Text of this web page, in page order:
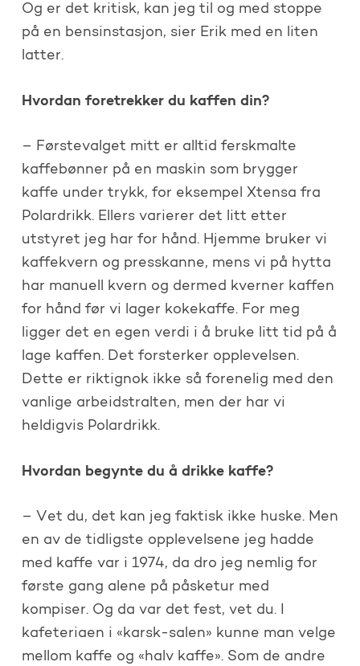
Og er det kritisk, kan jeg til og med stoppe
på en bensinstasjon, sier Erik med en liten
latter.
Hvordan foretrekker du kaffen din?
– Førstevalget mitt er alltid ferskmalte
kaffebønner på en maskin som brygger
kaffe under trykk, for eksempel Xtensa fra
Polardrikk. Ellers varierer det litt etter
utstyret jeg har for hånd. Hjemme bruker vi
kaffekvern og presskanne, mens vi på hytta
har manuell kvern og dermed kverner kaffen
for hånd før vi lager kokekaffe. For meg
ligger det en egen verdi i å bruke litt tid på å
lage kaffen. Det forsterker opplevelsen.
Dette er riktignok ikke så forenelig med den
vanlige arbeidstralten, men der har vi
heldigvis Polardrikk.
Hvordan begynte du å drikke kaffe?
– Vet du, det kan jeg faktisk ikke huske. Men
en av de tidligste opplevelsene jeg hadde
med kaffe var i 1974, da dro jeg nemlig for
første gang alene på påsketur med
kompiser. Og da var det fest, vet du. I
kafeteriaen i «karsk-salen» kunne man velge
mellom kaffe og «halv kaffe». Som de andre